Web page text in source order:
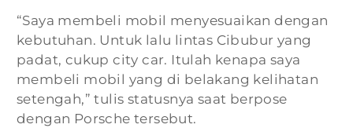
“Saya membeli mobil menyesuaikan dengan
kebutuhan. Untuk lalu lintas Cibubur yang
padat, cukup city car. Itulah kenapa saya
membeli mobil yang di belakang kelihatan
setengah,” tulis statusnya saat berpose
dengan Porsche tersebut.